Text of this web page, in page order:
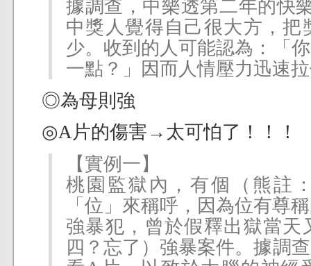
據調查，中樂透第二年的快
中獎人覺得自己很大方，把
少。收到的人可能認為：「
一點？」因而人情壓力迅速
◎為母則強
◎A片的傷害→太可怕了！！！
【實例一】
桃園監獄內，有個（熊註
「位」來稱呼，因為位有尊
強暴犯，曾於假釋出獄當天
四？忘了）強暴案件。據調